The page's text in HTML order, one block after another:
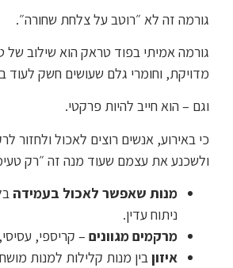
גורמה זה לא ״רוטב על צלחת שחורה״.
גורמה אמיתי בפוד טראק הוא שילוב
מדויקת, וחומרי גלם שעושים חשק לעוד
וגם – הוא חייב להיות פרקטי.
כי באירוע, אנשים רוצים לאכול ולחזור
ולשכנע את עצמם שעוד מנה זה ״רק
מנות שאפשר לאכול בעמידה
ניתוח עדין.
מרקמים מגוונים – קריספי,
איזוןבין מנות קלילות למנות